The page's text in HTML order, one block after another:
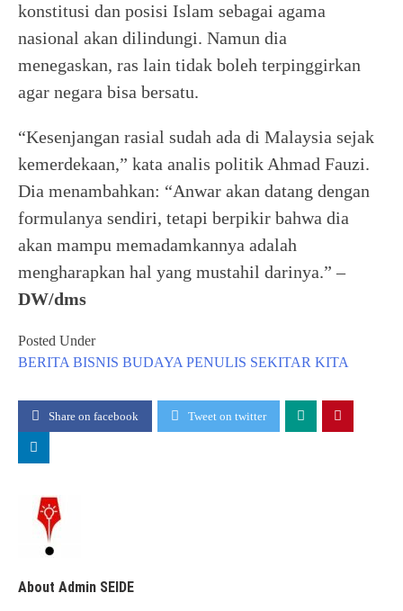
konstitusi dan posisi Islam sebagai agama
nasional akan dilindungi. Namun dia
menegaskan, ras lain tidak boleh terpinggirkan
agar negara bisa bersatu.
“Kesenjangan rasial sudah ada di Malaysia sejak
kemerdekaan,” kata analis politik Ahmad Fauzi.
Dia menambahkan: “Anwar akan datang dengan
formulanya sendiri, tetapi berpikir bahwa dia
akan mampu memadamkannya adalah
mengharapkan hal yang mustahil darinya.” –
DW/dms
Posted Under
BERITA BISNIS BUDAYA PENULIS SEKITAR KITA
Share on facebook Tweet on twitter
About Admin SEIDE